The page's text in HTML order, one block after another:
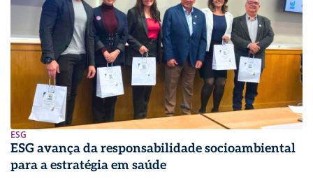
ESG
ESG avança da responsabilidade socioambiental
para a estratégia em saúde